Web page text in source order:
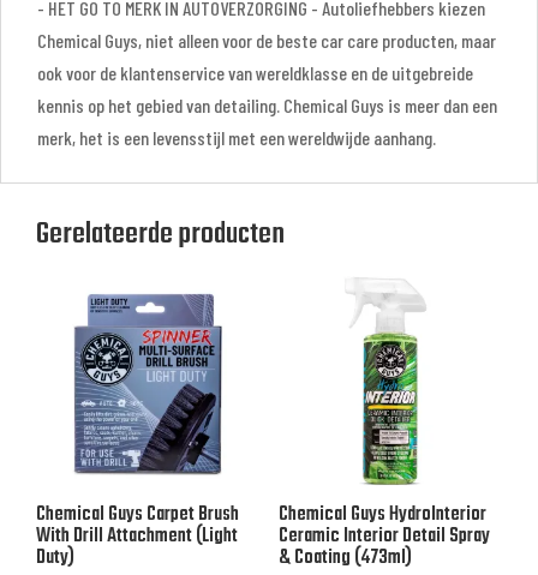
- HET GO TO MERK IN AUTOVERZORGING - Autoliefhebbers kiezen
Chemical Guys, niet alleen voor de beste car care producten, maar
ook voor de klantenservice van wereldklasse en de uitgebreide
kennis op het gebied van detailing. Chemical Guys is meer dan een
merk, het is een levensstijl met een wereldwijde aanhang.
Gerelateerde producten
Chemical Guys Carpet Brush
With Drill Attachment (Light
Duty)
Chemical Guys HydroInterior
Ceramic Interior Detail Spray
& Coating (473ml)